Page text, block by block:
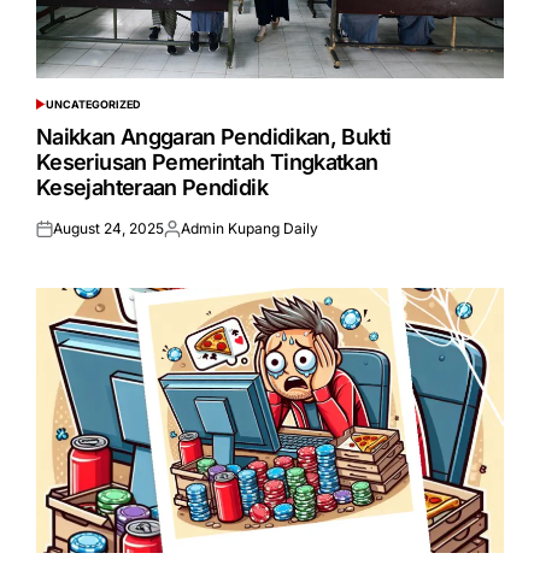
POSTED
IN
UNCATEGORIZED
Naikkan Anggaran Pendidikan, Bukti
Keseriusan Pemerintah Tingkatkan
Kesejahteraan Pendidik
Posted
August 24, 2025Posted
Admin Kupang Daily